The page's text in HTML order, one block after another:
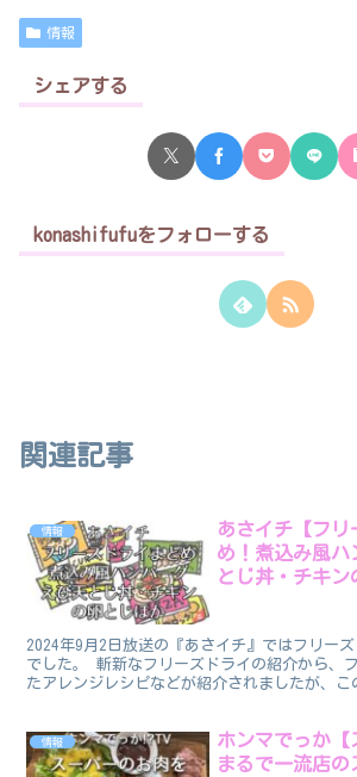
情報
シェアする
konashifufuをフォローする
関連記事
情報
あさイチ【フリ
め！煮込み風ハ
とじ丼・チキン
2024年9月2日放送の『あさイチ』ではフリー
でした。 斬新なフリーズドライの紹介から、
たアレンジレシピなどが紹介されましたが、こ
情報
ホンマでっか【
まるで一流店